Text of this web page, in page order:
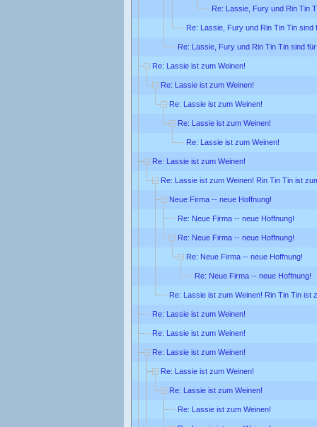
Re: Lassie, Fury und Rin Tin
Re: Lassie, Fury und Rin Tin Tin sind
Re: Lassie, Fury und Rin Tin Tin sind
Re: Lassie ist zum Weinen!
Re: Lassie ist zum Weinen!
Re: Lassie ist zum Weinen!
Re: Lassie ist zum Weinen!
Re: Lassie ist zum Weinen!
Re: Lassie ist zum Weinen!
Re: Lassie ist zum Weinen! Rin Tin Tin ist
Neue Firma -- neue Hoffnung!
Re: Neue Firma -- neue Hoffnung!
Re: Neue Firma -- neue Hoffnung!
Re: Neue Firma -- neue Hoffnung!
Re: Neue Firma -- neue Hoffnung!
Re: Lassie ist zum Weinen! Rin Tin Tin ist
Re: Lassie ist zum Weinen!
Re: Lassie ist zum Weinen!
Re: Lassie ist zum Weinen!
Re: Lassie ist zum Weinen!
Re: Lassie ist zum Weinen!
Re: Lassie ist zum Weinen!